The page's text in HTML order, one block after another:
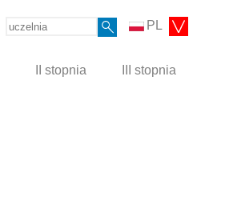
PL
II stopnia III stopnia